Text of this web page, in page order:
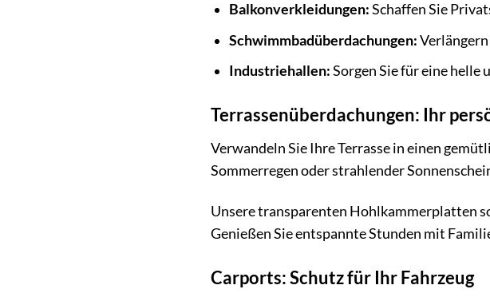
Balkonverkleidungen:Schaffen Sie
Schwimmbadüberdachungen:
Industriehallen:Sorgen Sie für eine helle
Terrassenüberdachungen: Ihr
Verwandeln Sie Ihre Terrasse in einen
Sommerregen oder strahlender
Unsere transparenten Hohlkammerplatten
Genießen Sie entspannte Stunden mit
Carports: Schutz für Ihr Fahrzeug